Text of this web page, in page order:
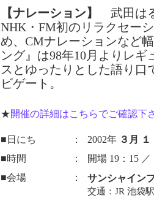
【ナレーション】
武田は
NHK・FM初のリラクセー
め、CMナレーションなど
ング』は98年10月よりレ
スとゆったりとした語り
ビゲート。
★開催の詳細はこちらでご確認下
■日にち ： 2002年 ３月
■時間
：
開場 19：15
■会場
： サンシャイン
交通： JR 池袋